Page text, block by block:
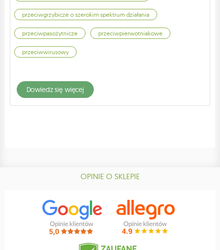
przeciwgrzybicze o szerokim spektrum działania
przeciwpasożytnicze przeciwpierwotniakowe
przeciwwirusowy
dowiedz się więcej
OPINIE O SKLEPIE